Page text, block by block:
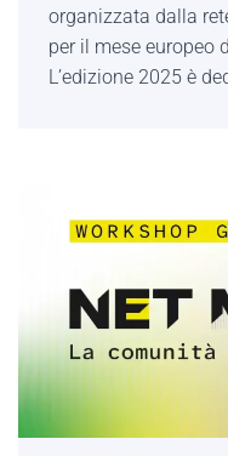
organizzata dalla
per il mese europeo
L’edizione 2025 è